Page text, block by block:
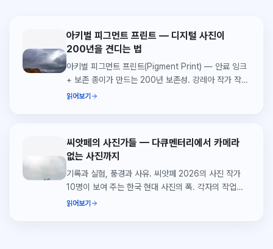
아키벌 피그먼트 프린트 — 디지털 사진이
200년을 견디는 법
아키벌 피그먼트 프린트(Pigment Print) — 안료 잉크
+ 보존 종이가 만드는 200년 보존성. 강레아 작가 작품
사례로 풀이.
읽어보기
씨앗페의 사진가들 — 다큐멘터리에서 카메라
없는 사진까지
기록과 실험, 풍경과 사유. 씨앗페 2026의 사진 작가
10명이 보여 주는 한국 현대 사진의 폭. 각자의 작업
세계를 한 자리에서 만날 수 있도록 정리했습니다.
읽어보기